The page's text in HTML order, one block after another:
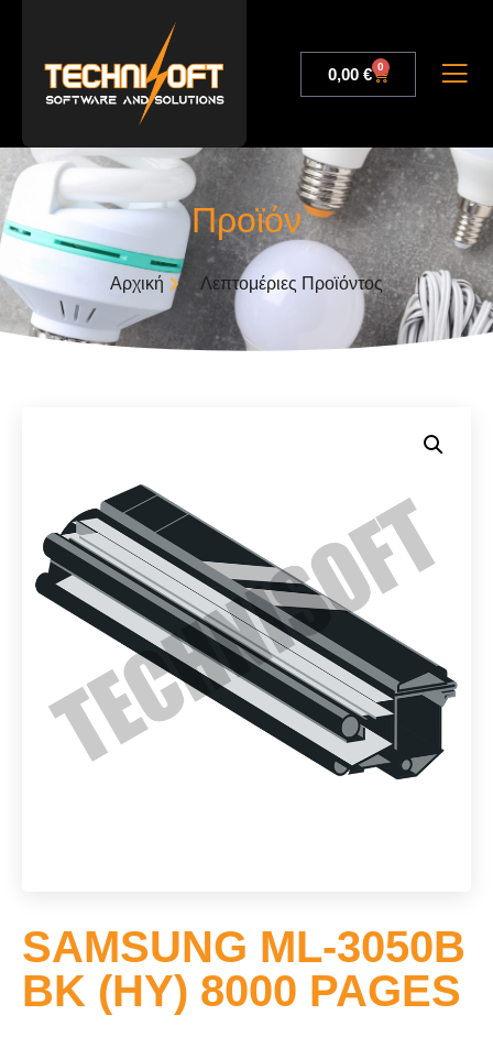
0,00 € 0
Προϊόν
Αρχική Λεπτομέριες Προϊόντος
SAMSUNG ML-3050B
BK (HY) 8000 PAGES